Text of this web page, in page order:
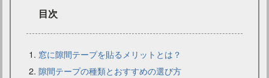
目次
窓に隙間テープを貼るメリットとは？
隙間テープの種類とおすすめの選び方